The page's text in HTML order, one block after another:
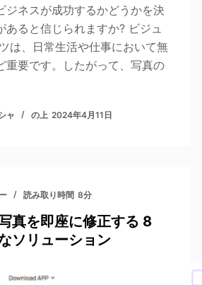
ジネスが成功するかどうかを決
あると信じられますか? ビジュ
は、日常生活や仕事において無
重要です。したがって、写真の
ャ の上 2024年4月11日
読み取り時間 8分
真を即座に修正する 8
ソリューション